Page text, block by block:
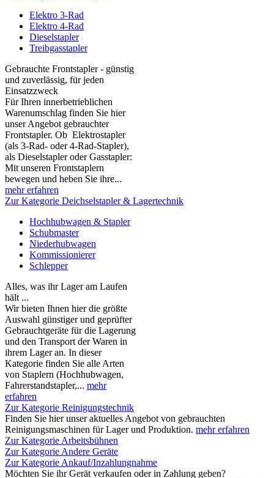
Elektro 3-Rad
Elektro 4-Rad
Dieselstapler
Treibgasstapler
Gebrauchte Frontstapler - günstig
und zuverlässig, für jeden
Einsatzzweck
Für Ihren innerbetrieblichen
Warenumschlag finden Sie hier
unser Angebot gebrauchter
Frontstapler. Ob Elektrostapler
(als 3-Rad- oder 4-Rad-Stapler),
als Dieselstapler oder Gasstapler:
Mit unseren Frontstaplern
bewegen und heben Sie ihre...
mehr erfahren
Zur Kategorie Deichselstapler & Lagertechnik
Hochhubwagen & Stapler
Schubmaster
Niederhubwagen
Kommissionierer
Schlepper
Alles, was ihr Lager am Laufen
hält ...
Wir bieten Ihnen hier die größte
Auswahl günstiger und geprüfter
Gebrauchtgeräte für die Lagerung
und den Transport der Waren in
ihrem Lager an. In dieser
Kategorie finden Sie alle Arten
von Staplern (Hochhubwagen,
Fahrerstandstapler,... mehr
erfahren
Zur Kategorie Reinigungstechnik
Finden Sie hier unser aktuelles Angebot von gebrauchten
Reinigungsmaschinen für Lager und Produktion. mehr erfahren
Zur Kategorie Arbeitsbühnen
Zur Kategorie Andere Geräte
Zur Kategorie Ankauf/Inzahlungnahme
Möchten Sie ihr Gerät verkaufen oder in Zahlung geben?